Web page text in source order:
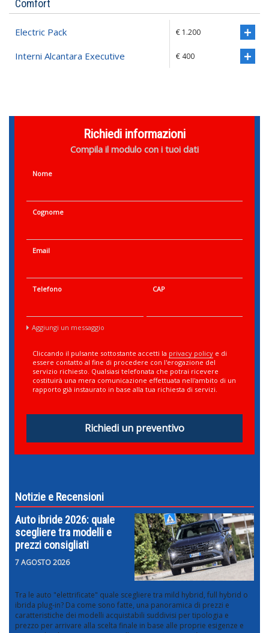
Comfort
Electric Pack € 1.200
Interni Alcantara Executive € 400
Richiedi informazioni
Compila il modulo con i tuoi dati
Nome
Cognome
Email
Telefono CAP
Aggiungi un messaggio
Cliccando il pulsante sottostante accetti la privacy policy e di
essere contatto al fine di procedere con l'erogazione del
servizio richiesto. Qualsiasi telefonata che potrai ricevere
costituirà una mera comunicazione effettuata nell'ambito di un
rapporto già instaurato in base alla tua richiesta di servizi.
Richiedi un preventivo
Notizie e Recensioni
Auto ibride 2026: quale
scegliere tra modelli e
prezzi consigliati
7 AGOSTO 2026
Tra le auto "elettrificate" quale scegliere tra mild hybrid, full hybrid o
ibrida plug-in? Da come sono fatte, una panoramica di prezzi e
caratteristiche dei modelli acquistabili suddivisi per tipologia e
prezzo per arrivare alla scelta finale in base alle proprie esigenze e